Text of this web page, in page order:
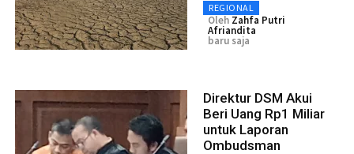
REGIONAL
Oleh Zahfa Putri
Afriandita
baru saja
Direktur DSM Akui
Beri Uang Rp1 Miliar
untuk Laporan
Ombudsman